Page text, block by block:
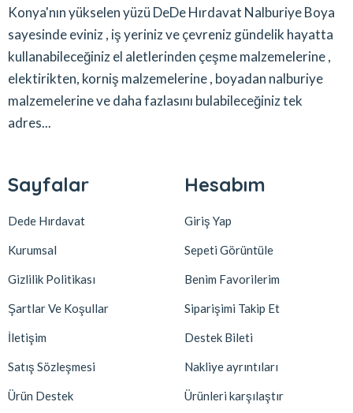
Konya'nın yükselen yüzü DeDe Hırdavat Nalburiye Boya
sayesinde eviniz , iş yeriniz ve çevreniz gündelik hayatta
kullanabileceğiniz el aletlerinden çeşme malzemelerine ,
elektirikten, korniş malzemelerine , boyadan nalburiye
malzemelerine ve daha fazlasını bulabileceğiniz tek
adres...
Sayfalar
Dede Hırdavat
Kurumsal
Gizlilik Politikası
Şartlar Ve Koşullar
İletişim
Satış Sözleşmesi
Ürün Destek
Hesabım
Giriş Yap
Sepeti Görüntüle
Benim Favorilerim
Siparişimi Takip Et
Destek Bileti
Nakliye ayrıntıları
Ürünleri karşılaştır